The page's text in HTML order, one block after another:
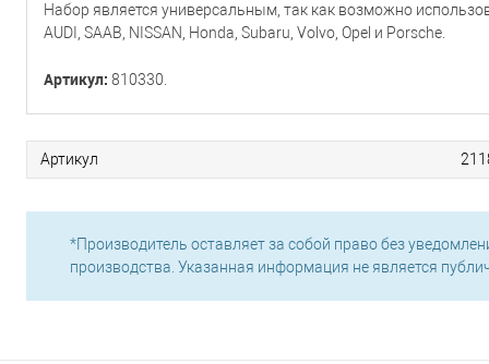
Набор является универсальным, так как возможно
AUDI, SAAB, NISSAN, Honda, Subaru, Volvo, Opel и Porsche.
Артикул: 810330.
Артикул
*Производитель оставляет за собой право без
производства. Указанная информация не является